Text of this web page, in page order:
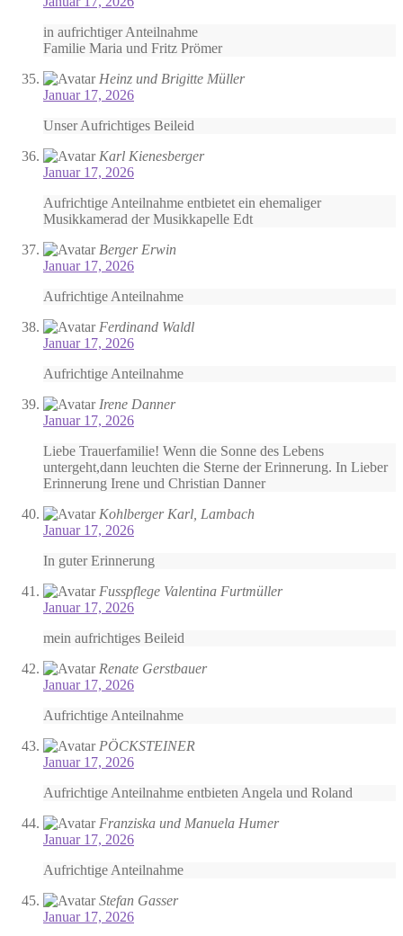
in aufrichtiger Anteilnahme
Familie Maria und Fritz Prömer
Heinz und Brigitte Müller
Januar 17, 2026
Unser Aufrichtiges Beileid
Karl Kienesberger
Januar 17, 2026
Aufrichtige Anteilnahme entbietet ein ehemaliger
Musikkamerad der Musikkapelle Edt
Berger Erwin
Januar 17, 2026
Aufrichtige Anteilnahme
Ferdinand Waldl
Januar 17, 2026
Aufrichtige Anteilnahme
Irene Danner
Januar 17, 2026
Liebe Trauerfamilie! Wenn die Sonne des Lebens
untergeht,dann leuchten die Sterne der Erinnerung. In Lieber
Erinnerung Irene und Christian Danner
Kohlberger Karl, Lambach
Januar 17, 2026
In guter Erinnerung
Fusspflege Valentina Furtmüller
Januar 17, 2026
mein aufrichtiges Beileid
Renate Gerstbauer
Januar 17, 2026
Aufrichtige Anteilnahme
PÖCKSTEINER
Januar 17, 2026
Aufrichtige Anteilnahme entbieten Angela und Roland
Franziska und Manuela Humer
Januar 17, 2026
Aufrichtige Anteilnahme
Stefan Gasser
Januar 17, 2026